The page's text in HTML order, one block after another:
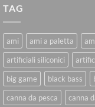
TAG
ami ami a paletta
artificiali siliconici
big game
black bass
canna da pesca
canna